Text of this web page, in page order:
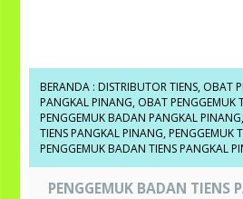
BERANDA : DISTRIBUTOR TIENS, OBAT
PANGKAL PINANG, OBAT PENGGEMUK
PENGGEMUK BADAN PANGKAL PINANG,
TIENS PANGKAL PINANG, PENGGEMUK
PENGGEMUK BADAN TIENS PANGKAL
PENGGEMUK BADAN TIENS